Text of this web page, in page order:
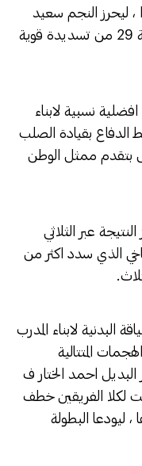
ليحرز النجم سعيد
السباخي الهدف الاول للفريق في الدقيقة 29 من تسديدة قوية
نسبية لابناء
الدفاع بقيادة الصلب
بتقدم ممثل الوطن
عبر الثلاثي
الذي سدد اكثر من
البدنية لابناء المدرب
المتتالية
احمد الختار ف
سنحت لكلا الفريقين خطف
ليودعا البطولة